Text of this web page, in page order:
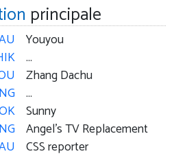
principale
Youyou
...
Zhang Dachu
...
Sunny
Angel's TV Replacement
CSS reporter